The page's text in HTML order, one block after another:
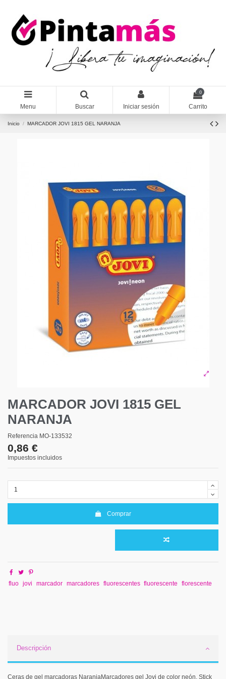
Menu Buscar Iniciar sesión
0
Carrito
Inicio MARCADOR JOVI 1815 GEL NARANJA
MARCADOR JOVI 1815 GEL
NARANJA
Referencia MO-133532
0,86 €
Impuestos incluidos
Comprar
fluo jovi marcador marcadores fluorescentes fluorescente florescente
Descripción
Ceras de gel marcadoras NaranjaMarcadores gel Jovi de color neón. Stick